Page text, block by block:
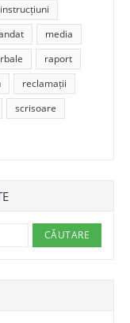
instrucțiuni
media
raport
reclamații
scrisoare